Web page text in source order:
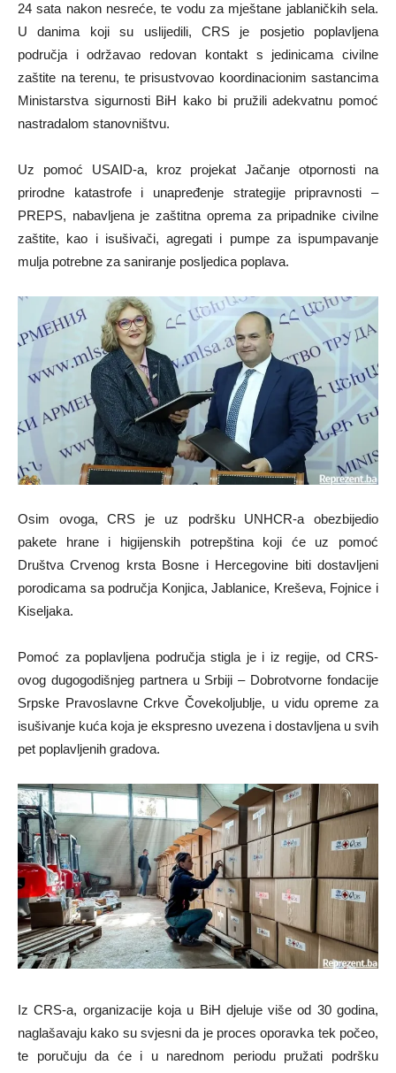
24 sata nakon nesreće, te vodu za mještane jablaničkih sela.
U danima koji su uslijedili, CRS je posjetio poplavljena
područja i održavao redovan kontakt s jedinicama civilne
zaštite na terenu, te prisustvovao koordinacionim sastancima
Ministarstva sigurnosti BiH kako bi pružili adekvatnu pomoć
nastradalom stanovništvu.
Uz pomoć USAID-a, kroz projekat Jačanje otpornosti na
prirodne katastrofe i unapređenje strategije pripravnosti –
PREPS, nabavljena je zaštitna oprema za pripadnike civilne
zaštite, kao i isušivači, agregati i pumpe za ispumpavanje
mulja potrebne za saniranje posljedica poplava.
Osim ovoga, CRS je uz podršku UNHCR-a obezbijedio
pakete hrane i higijenskih potrepština koji će uz pomoć
Društva Crvenog krsta Bosne i Hercegovine biti dostavljeni
porodicama sa područja Konjica, Jablanice, Kreševa, Fojnice i
Kiseljaka.
Pomoć za poplavljena područja stigla je i iz regije, od CRS-
ovog dugogodišnjeg partnera u Srbiji – Dobrotvorne fondacije
Srpske Pravoslavne Crkve Čovekoljublje, u vidu opreme za
isušivanje kuća koja je ekspresno uvezena i dostavljena u svih
pet poplavljenih gradova.
Iz CRS-a, organizacije koja u BiH djeluje više od 30 godina,
naglašavaju kako su svjesni da je proces oporavka tek počeo,
te poručuju da će i u narednom periodu pružati podršku